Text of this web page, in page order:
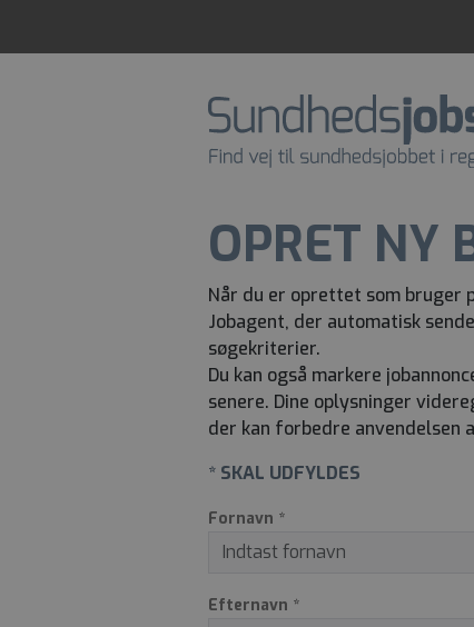
OPRET NY
Når du er oprettet som bruger
Jobagent, der automatisk
søgekriterier.
Du kan også markere
senere. Dine oplysninger
der kan forbedre anvendelsen
* SKAL UDFYLDES
Fornavn *
Efternavn *